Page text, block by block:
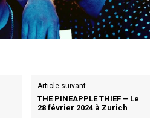
Article suivant
THE PINEAPPLE THIEF – Le
28 février 2024 à Zurich